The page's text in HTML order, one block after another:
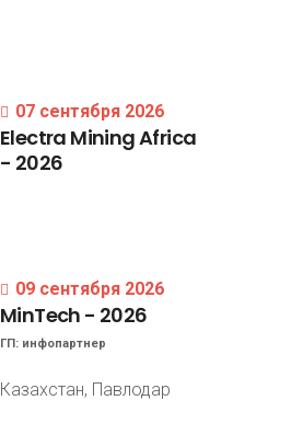
07 сентября 2026
Electra MiningAfrica
- 2026
09 сентября 2026
MinTech - 2026
ГП: инфопартнер
Казахстан, Павлодар